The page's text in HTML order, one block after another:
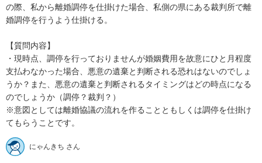
の際、私から離婚調停を仕掛けた場合、私側の県にある裁判所で離
婚調停を行うよう仕掛ける。
【質問内容】
・現時点、調停を行っておりませんが婚姻費用を故意にひと月程度
支払わなかった場合、悪意の遺棄と判断される恐れはないのでしょ
うか？また、悪意の遺棄と判断されるタイミングはどの時点になる
のでしょうか（調停？裁判？）
※意図としては離婚協議の流れを作ることともしくは調停を仕掛け
てもらうことです。
にゃんきち さん